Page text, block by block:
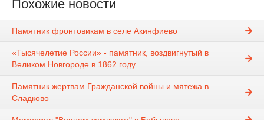
Похожие новости
Памятник фронтовикам в селе Акинфиево
«Тысячелетие России» - памятник, воздвигнутый в
Великом Новгороде в 1862 году
Памятник жертвам Гражданской войны и мятежа в
Сладково